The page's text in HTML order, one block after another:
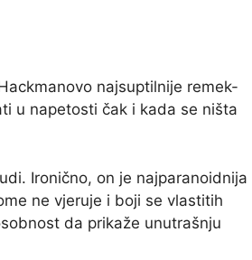
najsuptilnije remek-
u napetosti čak i kada se ništa
Ironično, on je najparanoidnija
ne vjeruje i boji se vlastitih
da prikaže unutrašnju